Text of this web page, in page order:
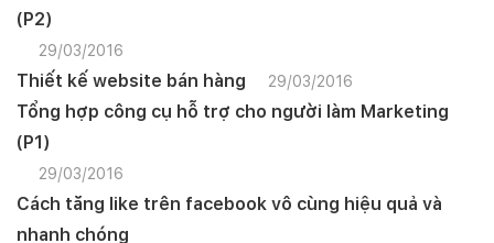
(P2)
29/03/2016
Thiết kế website bán hàng 29/03/2016
Tổng hợp công cụ hỗ trợ cho người làm Marketing
(P1)
29/03/2016
Cách tăng like trên facebook vô cùng hiệu quả và
nhanh chóng